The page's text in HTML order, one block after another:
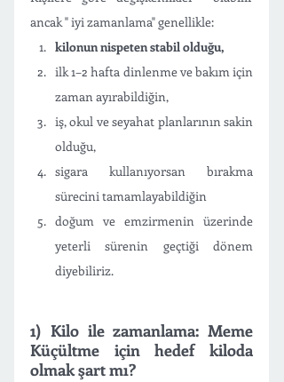
ancak " iyi zamanlama" genellikle:
kilonun nispeten stabil olduğu,
ilk 1–2 hafta dinlenme ve bakım için
zaman ayırabildiğin,
iş, okul ve seyahat planlarının sakin
olduğu,
sigara kullanıyorsan bırakma
sürecini tamamlayabildiğin
doğum ve emzirmenin üzerinde
yeterli sürenin geçtiği dönem
diyebiliriz.
1) Kilo ile zamanlama: Meme
Küçültme için hedef kiloda
olmak şart mı?